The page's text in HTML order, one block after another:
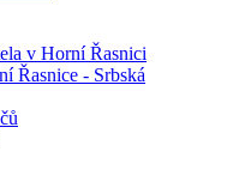
v Horní Řasnici
Řasnice - Srbská